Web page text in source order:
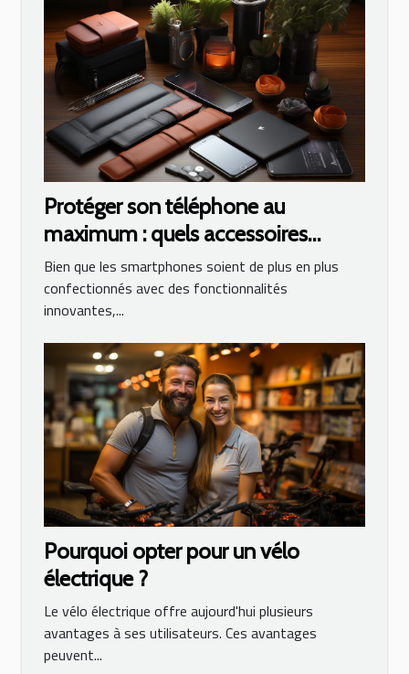
Protéger son téléphone au
maximum : quels accessoires
utiliser ?
Bien que les smartphones soient de plus en plus
confectionnés avec des fonctionnalités
innovantes,...
Pourquoi opter pour un vélo
électrique ?
Le vélo électrique offre aujourd'hui plusieurs
avantages à ses utilisateurs. Ces avantages
peuvent...